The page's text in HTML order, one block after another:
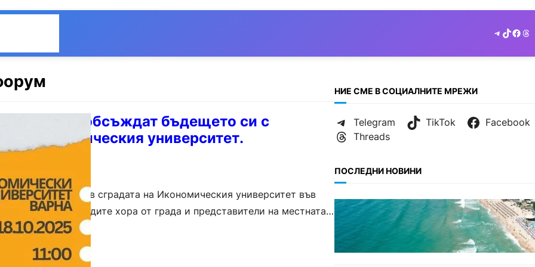
Telegram
TikTok
Варна ще обсъждат бъдещето си с
в Икономическия университет.
11:00 до 15:00 ч., в сградата на Икономическия университет във
среща между младите хора от града и представители на местната
НИЕ СМЕ В СОЦИАЛНИТЕ МРЕЖИ
Telegram TikTok
Facebook
Threads
ПОСЛЕДНИ НОВИНИ
ИКОНОМИКА
Интерактивна карта показва
всички водни бази по
Черноморието